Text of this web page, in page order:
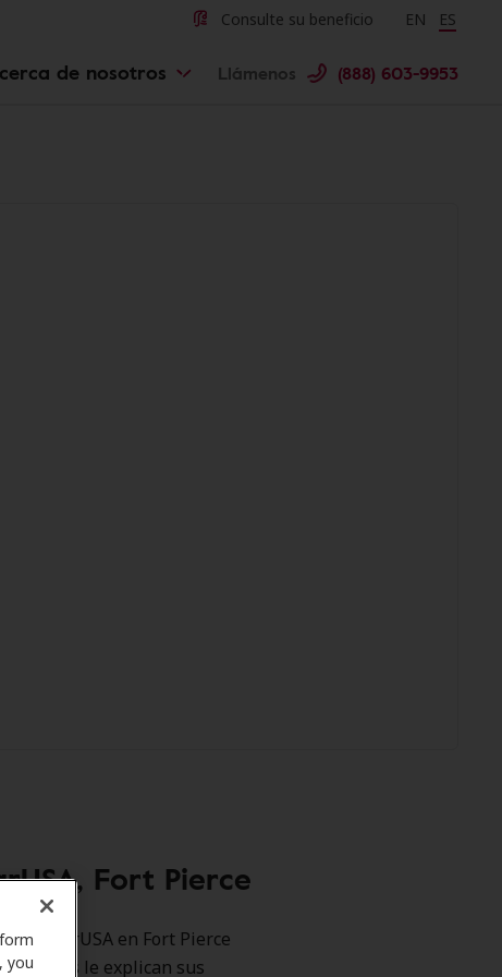
you
Consulte su beneficio Change
EN ES
de nosotros Llámenos (888) 603-9953
Fort Pierce
HearUSA en Fort Pierce
le explican sus